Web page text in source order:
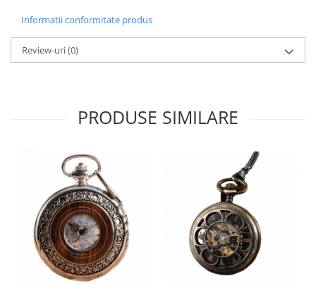
Informatii conformitate produs
Review-uri(0)
PRODUSE SIMILARE